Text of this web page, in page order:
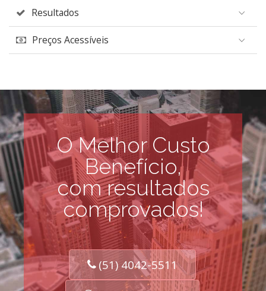
Resultados
Preços Acessíveis
O Melhor Custo
Benefício,
com resultados
comprovados!
(51) 4042-5511